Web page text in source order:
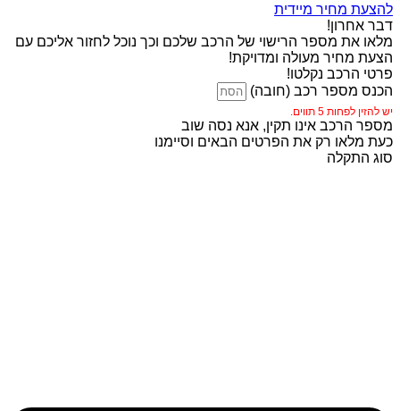
להצעת מחיר מיידית
דבר אחרון!
מלאו את מספר הרישוי של הרכב שלכם וכך נוכל לחזור אליכם עם
הצעת מחיר מעולה ומדויקת!
פרטי הרכב נקלטו!
הכנס מספר רכב (חובה)
יש להזין לפחות 5 תווים.
מספר הרכב אינו תקין, אנא נסה שוב
כעת מלאו רק את הפרטים הבאים וסיימנו
סוג התקלה